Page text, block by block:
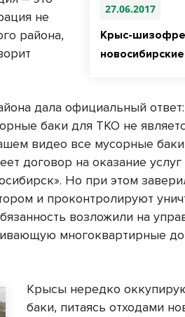
27.06.2017
Крыс-
не
района,
дала официальный ответ:
баки для ТКО не
видео все мусорные
договор на оказание
Но при этом
и проконтролируют
возложили на
многоквартирные
Крысы нередко
баки, питаясь отходами